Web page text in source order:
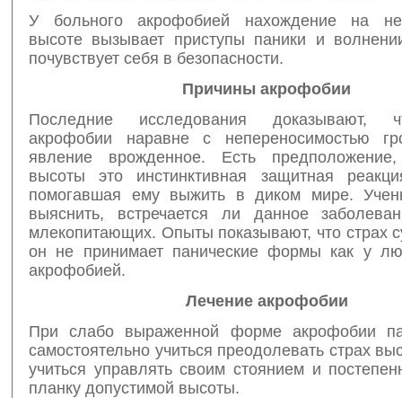
У больного акрофобией нахождение на
высоте вызывает приступы паники и
почувствует себя в безопасности.
Причины акрофобии
Последние исследования доказывают,
акрофобии наравне с непереносимостью
явление врожденное. Есть
высоты это инстинктивная защитная
помогавшая ему выжить в диком мире.
выяснить, встречается ли данное
млекопитающих. Опыты показывают, что страх
он не принимает панические формы как у
акрофобией.
Лечение акрофобии
При слабо выраженной форме акрофобии
самостоятельно учиться преодолевать страх
учиться управлять своим стоянием и
планку допустимой высоты.